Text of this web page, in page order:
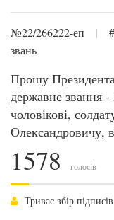
№22/266222-еп |
звань
Прошу
державне звання
чоловікові,
Олександровичу,
1578 голосів
Триває збір підписів